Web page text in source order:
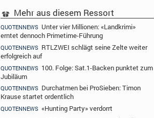
Mehr aus diesem Ressort
QUOTENNEWS Unter vier Millionen: «Landkrimi»
erntet dennoch Primetime-Führung
QUOTENNEWS RTLZWEI schlägt seine Zelte weiter
erfolgreich auf
QUOTENNEWS 100. Folge: Sat.1-Backen punktet zum
Jubiläum
QUOTENNEWS Durchatmen bei ProSieben: Timon
Krause startet ordentlich
QUOTENNEWS «Hunting Party» verdorrt